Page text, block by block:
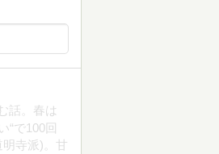
話。春は
“で100回
寺派)。甘